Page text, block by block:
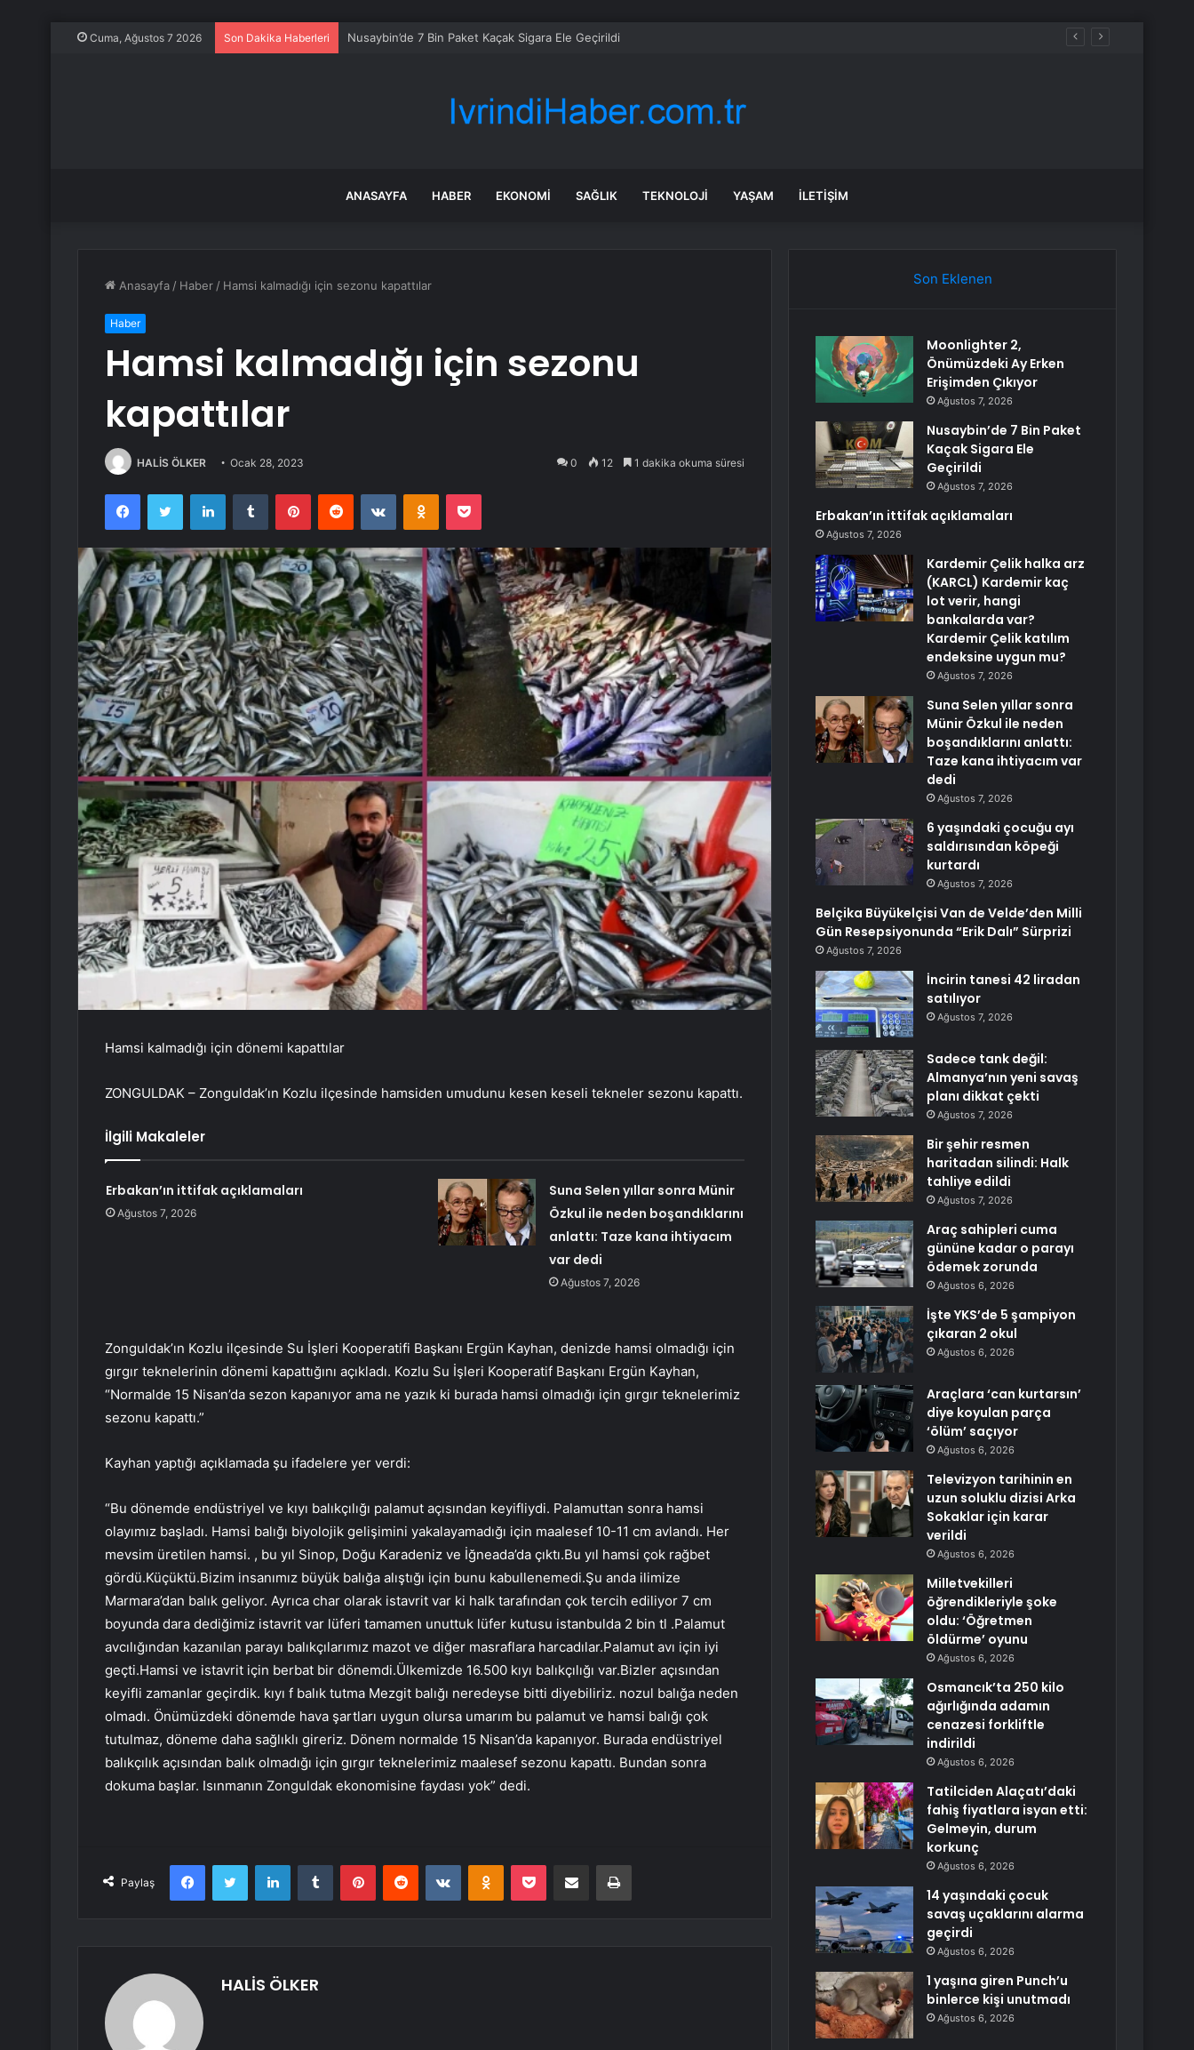
Cuma, Ağustos 7 2026 Son Dakika Haberleri Nusaybin’de 7 Bin Paket Kaçak Sigara Ele Geçirildi
ANASAYFA HABER EKONOMI SAĞLIK TEKNOLOJI YAŞAM İLETIŞIM
Anasayfa / Haber / Hamsi kalmadığı için sezonu kapattılar
Haber
Hamsi kalmadığı için sezonu
kapattılar
HALİS ÖLKER Ocak 28, 2023 0 12 1 dakika okuma süresi
FacebookTwitter LinkedInTumblr PinterestReddit VKontakteOdnoklassniki
Pocket
Hamsi kalmadığı için dönemi kapattılar
ZONGULDAK – Zonguldak’ın Kozlu ilçesinde hamsiden umudunu kesen keseli tekneler sezonu kapattı.
İlgili Makaleler
Erbakan’ın ittifak açıklamaları
Ağustos 7, 2026
Suna Selen yıllar sonra Münir
Özkul ile neden boşandıklarını
anlattı: Taze kana ihtiyacım
var dedi
Ağustos 7, 2026
Zonguldak’ın Kozlu ilçesinde Su İşleri Kooperatifi Başkanı Ergün Kayhan, denizde hamsi olmadığı için
gırgır teknelerinin dönemi kapattığını açıkladı. Kozlu Su İşleri Kooperatif Başkanı Ergün Kayhan,
“Normalde 15 Nisan’da sezon kapanıyor ama ne yazık ki burada hamsi olmadığı için gırgır teknelerimiz
sezonu kapattı.”
Kayhan yaptığı açıklamada şu ifadelere yer verdi:
“Bu dönemde endüstriyel ve kıyı balıkçılığı palamut açısından keyifliydi. Palamuttan sonra hamsi
olayımız başladı. Hamsi balığı biyolojik gelişimini yakalayamadığı için maalesef 10-11 cm avlandı. Her
mevsim üretilen hamsi. , bu yıl Sinop, Doğu Karadeniz ve İğneada’da çıktı.Bu yıl hamsi çok rağbet
gördü.Küçüktü.Bizim insanımız büyük balığa alıştığı için bunu kabullenemedi.Şu anda ilimize
Marmara’dan balık geliyor. Ayrıca char olarak istavrit var ki halk tarafından çok tercih ediliyor 7 cm
boyunda dara dediğimiz istavrit var lüferi tamamen unuttuk lüfer kutusu istanbulda 2 bin tl .Palamut
avcılığından kazanılan parayı balıkçılarımız mazot ve diğer masraflara harcadılar.Palamut avı için iyi
geçti.Hamsi ve istavrit için berbat bir dönemdi.Ülkemizde 16.500 kıyı balıkçılığı var.Bizler açısından
keyifli zamanlar geçirdik. kıyı f balık tutma Mezgit balığı neredeyse bitti diyebiliriz. nozul balığa neden
olmadı. Önümüzdeki dönemde hava şartları uygun olursa umarım bu palamut ve hamsi balığı çok
tutulmaz, döneme daha sağlıklı gireriz. Dönem normalde 15 Nisan’da kapanıyor. Burada endüstriyel
balıkçılık açısından balık olmadığı için gırgır teknelerimiz maalesef sezonu kapattı. Bundan sonra
dokuma başlar. Isınmanın Zonguldak ekonomisine faydası yok” dedi.
Paylaş
FacebookTwitter LinkedInTumblr PinterestReddit VKontakteOdnoklassniki
Pocket E-Posta ile paylaş Yazdır
HALİS ÖLKER
Son Eklenen
Moonlighter 2,
Önümüzdeki Ay Erken
Erişimden Çıkıyor
Ağustos 7, 2026
Nusaybin’de 7 Bin Paket
Kaçak Sigara Ele
Geçirildi
Ağustos 7, 2026
Erbakan’ın ittifak açıklamaları
Ağustos 7, 2026
Kardemir Çelik halka arz
(KARCL) Kardemir kaç
lot verir, hangi
bankalarda var?
Kardemir Çelik katılım
endeksine uygun mu?
Ağustos 7, 2026
Suna Selen yıllar sonra
Münir Özkul ile neden
boşandıklarını anlattı:
Taze kana ihtiyacım var
dedi
Ağustos 7, 2026
6 yaşındaki çocuğu ayı
saldırısından köpeği
kurtardı
Ağustos 7, 2026
Belçika Büyükelçisi Van de Velde’den Milli
Gün Resepsiyonunda “Erik Dalı” Sürprizi
Ağustos 7, 2026
İncirin tanesi 42 liradan
satılıyor
Ağustos 7, 2026
Sadece tank değil:
Almanya’nın yeni savaş
planı dikkat çekti
Ağustos 7, 2026
Bir şehir resmen
haritadan silindi: Halk
tahliye edildi
Ağustos 7, 2026
Araç sahipleri cuma
gününe kadar o parayı
ödemek zorunda
Ağustos 6, 2026
İşte YKS’de 5 şampiyon
çıkaran 2 okul
Ağustos 6, 2026
Araçlara ‘can kurtarsın’
diye koyulan parça
‘ölüm’ saçıyor
Ağustos 6, 2026
Televizyon tarihinin en
uzun soluklu dizisi Arka
Sokaklar için karar
verildi
Ağustos 6, 2026
Milletvekilleri
öğrendikleriyle şoke
oldu: ‘Öğretmen
öldürme’ oyunu
Ağustos 6, 2026
Osmancık’ta 250 kilo
ağırlığında adamın
cenazesi forkliftle
indirildi
Ağustos 6, 2026
Tatilciden Alaçatı’daki
fahiş fiyatlara isyan etti:
Gelmeyin, durum
korkunç
Ağustos 6, 2026
14 yaşındaki çocuk
savaş uçaklarını alarma
geçirdi
Ağustos 6, 2026
1 yaşına giren Punch’u
binlerce kişi unutmadı
Ağustos 6, 2026